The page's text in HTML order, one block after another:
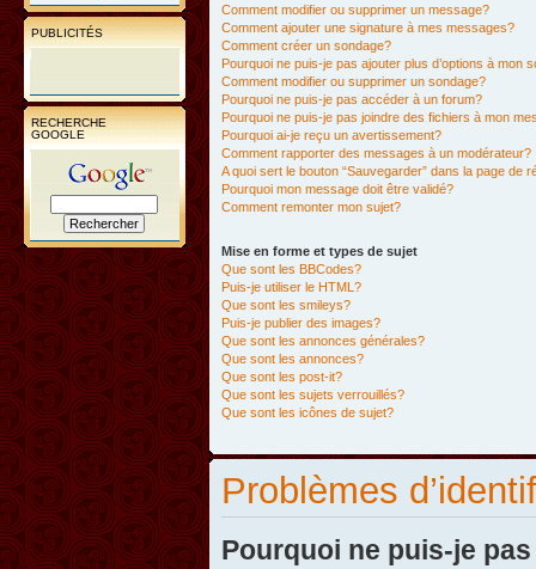
PUBLICITÉS
RECHERCHE
GOOGLE
Comment modifier ou supprimer un message?
Comment ajouter une signature à mes messages?
Comment créer un sondage?
Pourquoi ne puis-je pas ajouter plus d’options à mon
Comment modifier ou supprimer un sondage?
Pourquoi ne puis-je pas accéder à un forum?
Pourquoi ne puis-je pas joindre des fichiers à mon
Pourquoi ai-je reçu un avertissement?
Comment rapporter des messages à un modérateur?
A quoi sert le bouton “Sauvegarder” dans la page de
Pourquoi mon message doit être validé?
Comment remonter mon sujet?
Mise en forme et types de sujet
Que sont les BBCodes?
Puis-je utiliser le HTML?
Que sont les smileys?
Puis-je publier des images?
Que sont les annonces générales?
Que sont les annonces?
Que sont les post-it?
Que sont les sujets verrouillés?
Que sont les icônes de sujet?
Problèmes
Pourquoi ne puis-je